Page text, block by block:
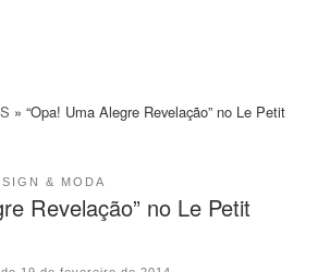
» “Opa! Uma Alegre Revelação” no Le Petit
& MODA
Revelação” no Le Petit